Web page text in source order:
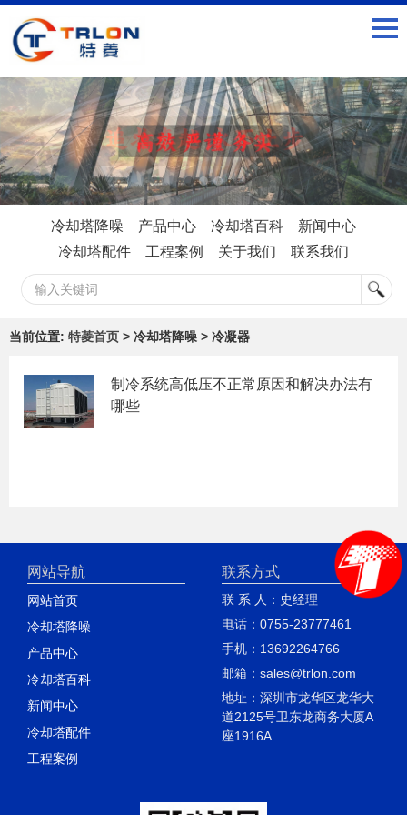
冷却塔降噪 产品中心 冷却塔百科
新闻中心
冷却塔配件
工程案例 关于我们 联系我们
当前位置: 特菱首页 > 冷却塔降噪 > 冷凝器
制冷系统高低压不正常原因和解决办法有
哪些
网站导航
网站首页
冷却塔降噪
产品中心
冷却塔百科
新闻中心
冷却塔配件
工程案例
联系方式
联 系 人：史经理
电话：0755-23777461
手机：13692264766
邮箱：sales@trlon.com
地址：深圳市龙华区龙华大
道2125号卫东龙商务大厦A
座1916A